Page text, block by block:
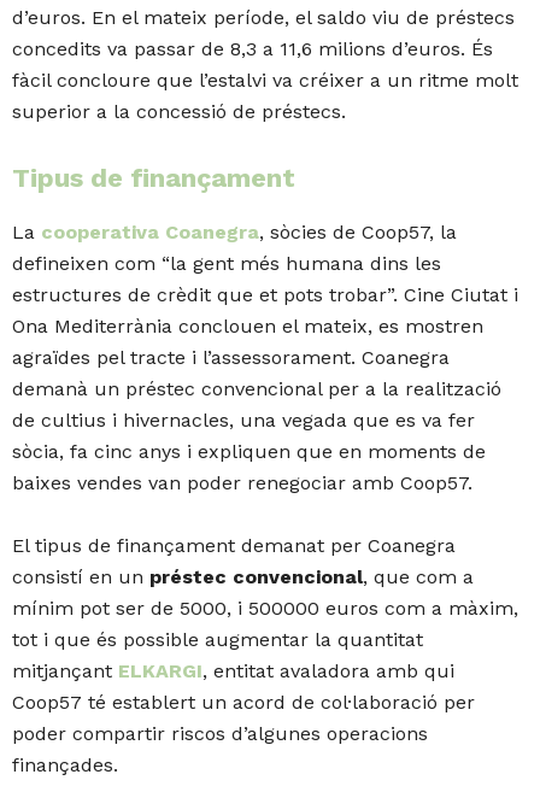
d’euros. En el mateix període, el saldo viu de préstecs
concedits va passar de 8,3 a 11,6 milions d’euros. És
fàcil concloure que l’estalvi va créixer a un ritme molt
superior a la concessió de préstecs.
Tipus de finançament
La cooperativa Coanegra, sòcies de Coop57, la
defineixen com “la gent més humana dins les
estructures de crèdit que et pots trobar”. Cine Ciutat i
Ona Mediterrània conclouen el mateix, es mostren
agraïdes pel tracte i l’assessorament. Coanegra
demanà un préstec convencional per a la realització
de cultius i hivernacles, una vegada que es va fer
sòcia, fa cinc anys i expliquen que en moments de
baixes vendes van poder renegociar amb Coop57.
El tipus de finançament demanat per Coanegra
consistí en un préstec convencional, que com a
mínim pot ser de 5000, i 500000 euros com a màxim,
tot i que és possible augmentar la quantitat
mitjançant ELKARGI, entitat avaladora amb qui
Coop57 té establert un acord de col·laboració per
poder compartir riscos d’algunes operacions
finançades.